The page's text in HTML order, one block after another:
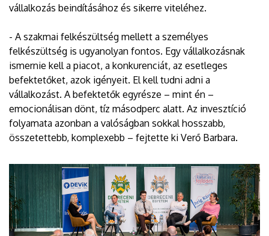
vállalkozás beindításához és sikerre viteléhez.
- A szakmai felkészültség mellett a személyes
felkészültség is ugyanolyan fontos. Egy vállalkozásnak
ismernie kell a piacot, a konkurenciát, az esetleges
befektetőket, azok igényeit. El kell tudni adni a
vállalkozást. A befektetők egyrésze – mint én –
emocionálisan dönt, tíz másodperc alatt. Az invesztíció
folyamata azonban a valóságban sokkal hosszabb,
összetettebb, komplexebb – fejtette ki Verő Barbara.